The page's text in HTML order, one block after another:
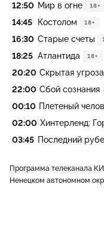
12:50 Мир в огне 18+
14:45 Костолом 18+
16:30 Старые счеты
18:25 Атлантида 18+
20:20 Скрытая угроза
22:00 Сбой сознания
00:10 Плетеный
02:00 Хинтерленд:
03:45 Последний
Программа телеканала
Ненецком автономном